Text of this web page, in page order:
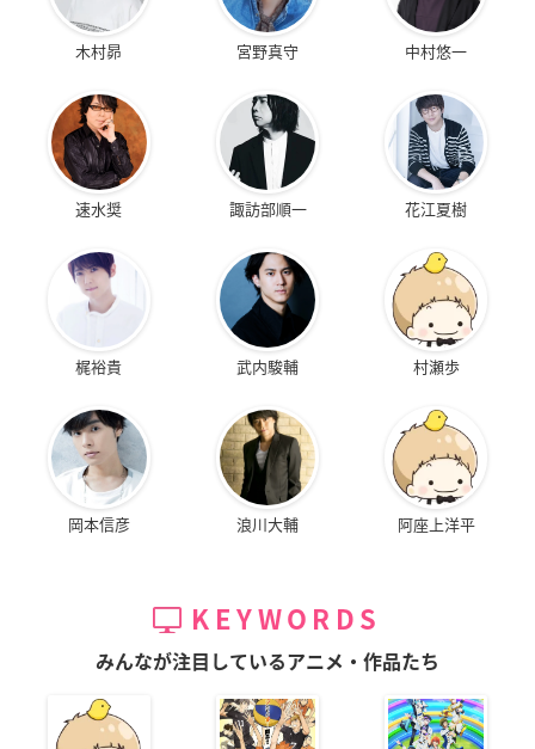
木村昴 宮野真守 中村悠一
速水奨 諏訪部順一 花江夏樹
梶裕貴 武内駿輔 村瀬歩
岡本信彦 浪川大輔 阿座上洋平
KEYWORDS
みんなが注目しているアニメ・作品たち